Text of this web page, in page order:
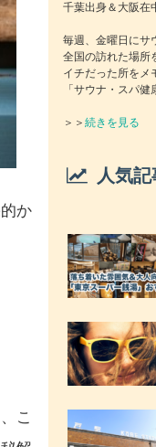
か
こ
千葉出身＆大阪在
毎週、金曜日にサ
全国の訪れた場所
イチだった所をメ
「サウナ・スパ健
＞＞ 続きを見る
人気